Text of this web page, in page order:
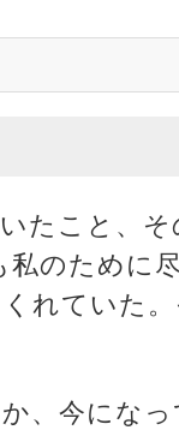
たこと、そ
のために
れていた
、今にな